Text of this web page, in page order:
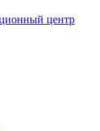
центр